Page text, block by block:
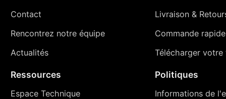
Contact
Rencontrez notre équipe
Actualités
Livraison&
Commande rapide
Télécharger votre
Ressources
Espace Technique
Politiques
Informations de